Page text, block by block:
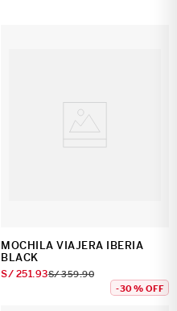
MOCHILA VIAJERA IBERIA
BLACK
S/ 251.93S/359.90
-30 % OFF